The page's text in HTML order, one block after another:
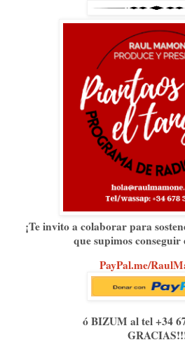
¡Te invito a colaborar para
que supimos conseguir
PayPal.me/
ó BIZUM al tel +34